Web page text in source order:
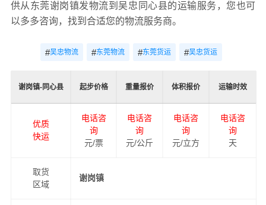
供从东莞谢岗镇发物流到吴忠同心县的运输服务，您也可
以多多咨询，找到合适您的物流服务商。
#吴忠物流 #东莞物流 #东莞货运 #吴忠货运
谢岗镇-同心县 起步价格 重量报价 体积报价 运输时效
优质
快运
电话咨
询
元/票
电话咨
询
元/公斤
电话咨
询
元/立方
电话咨
询
天
取货
区域
谢岗镇